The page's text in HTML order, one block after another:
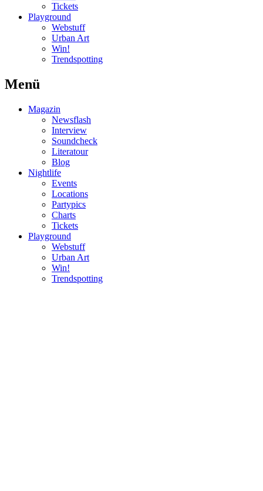
Tickets
Playground
Webstuff
Urban Art
Win!
Trendspotting
Menü
Magazin
Newsflash
Interview
Soundcheck
Literatour
Blog
Nightlife
Events
Locations
Partypics
Charts
Tickets
Playground
Webstuff
Urban Art
Win!
Trendspotting